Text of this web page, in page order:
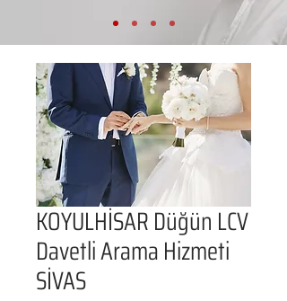
KOYULHİSAR Düğün LCV
Davetli Arama Hizmeti
SİVAS